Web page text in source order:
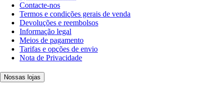
Contacte-nos
Termos e condições gerais de venda
Devoluções e reembolsos
Informação legal
Meios de pagamento
Tarifas e opções de envio
Nota de Privacidade
Nossas lojas